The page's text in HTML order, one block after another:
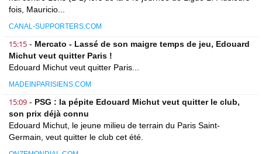
fois, Mauricio...
CANAL-SUPPORTERS.COM
15:15 - Mercato - Lassé de son maigre temps de jeu, Edouard
Michut veut quitter Paris !
Edouard Michut veut quitter Paris...
MADEINPARISIENS.COM
15:09 - PSG : la pépite Edouard Michut veut quitter le club,
son prix déjà connu
Edouard Michut, le jeune milieu de terrain du Paris Saint-
Germain, veut quitter le club cet été.